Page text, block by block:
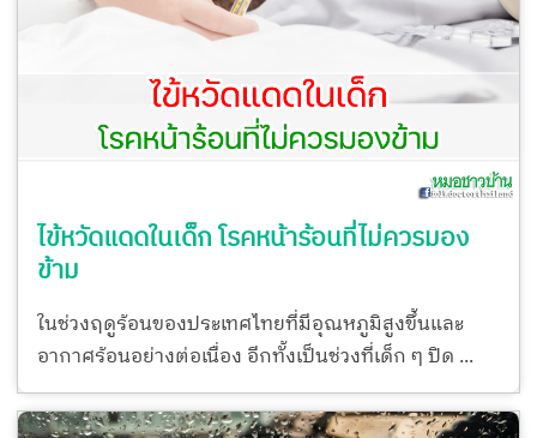
ไข้หวัดแดดในเด็ก โรคหน้าร้อนที่ไม่ควรมอง
ข้าม
ในช่วงฤดูร้อนของประเทศไทยที่มีอุณหภูมิสูงขึ้นและ
อากาศร้อนอย่างต่อเนื่อง อีกทั้งเป็นช่วงที่เด็ก ๆ ปิด ...